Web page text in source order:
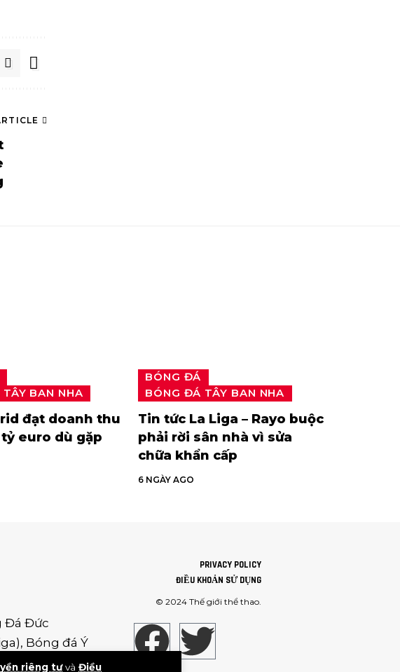
riêng tưvà Điều
BAN NHA
đạt doanh thu
tỷ euro dù gặp
BÓNG ĐÁ
BÓNG ĐÁ TÂY BAN NHA
Tin tức La Liga – Rayo buộc
phải rời sân nhà vì sửa
chữa khẩn cấp
6 NGÀY AGO
Đá Đức
), Bóng đá Ý
PRIVACY POLICY
ĐIỀU KHOẢN SỬ DỤNG
© 2024Thế giới thể thao